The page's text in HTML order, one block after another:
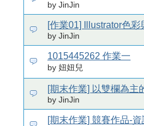
by JinJin
[作業01] Illustrator色
by JinJin
1015445262 作業一
by 妞妞兒
[期末作業] 以雙欄為主
by JinJin
[期末作業] 競賽作品-